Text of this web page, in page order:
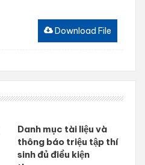
Download File
Danh mục tài liệu và
thông báo triệu tập thí
sinh đủ điều kiện